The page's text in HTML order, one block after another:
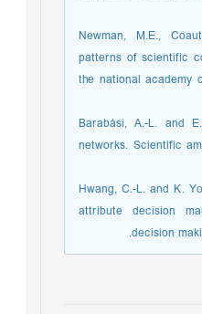
37. Newman, M.E.,
patterns of scientific
the national academy
38. Barabási, A.-L.
networks. Scientific
39. Hwang, C.-L. and
attribute decision
decision